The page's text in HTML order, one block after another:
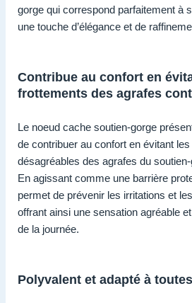
gorge qui correspond parfaitement à
une touche d’élégance et de
Contribue au confort en
frottements des agrafes
Le noeud cache soutien-gorge
de contribuer au confort en évitant
désagréables des agrafes du
En agissant comme une barrière
permet de prévenir les irritations et
offrant ainsi une sensation agréable
de la journée.
Polyvalent et adapté à